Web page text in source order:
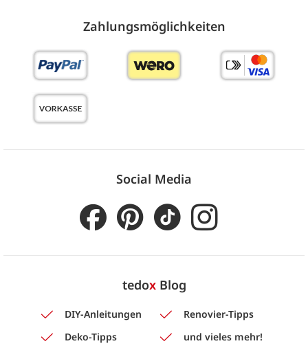
Zahlungs­möglich­keiten
Social Media
tedoxBlog
DIY-Anleitungen
Renovier-Tipps
Deko-Tipps
und vieles mehr!